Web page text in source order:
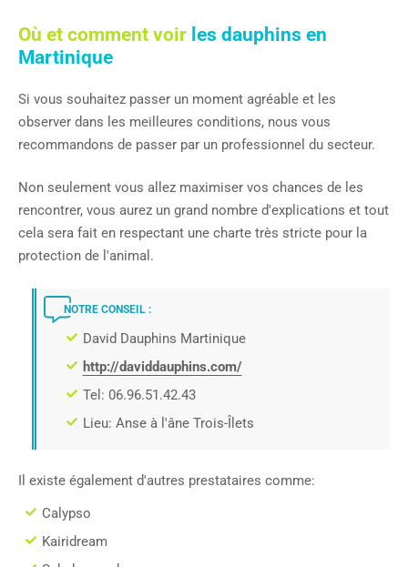
Où et comment voir les dauphins en
Martinique
Si vous souhaitez passer un moment agréable et les
observer dans les meilleures conditions, nous vous
recommandons de passer par un professionnel du secteur.
Non seulement vous allez maximiser vos chances de les
rencontrer, vous aurez un grand nombre d'explications et tout
cela sera fait en respectant une charte très stricte pour la
protection de l'animal.
NOTRE CONSEIL :
David Dauphins Martinique
http://daviddauphins.com/
Tel: 06.96.51.42.43
Lieu: Anse à l'âne Trois-Îlets
Il existe également d'autres prestataires comme:
Calypso
Kairidream